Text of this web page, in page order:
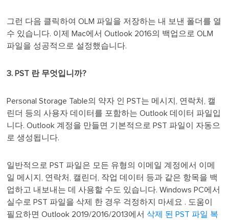
그런 다음 클릭하여 OLM 파일을 저장하는 내 보낸 폴더를 열
수 있습니다. 이제 Mac에서 Outlook 2016의 백업으로 OLM
파일을 성공적으로 설정했습니다.
3. PST 란 무엇입니까?
Personal Storage Table의 약자 인 PST는 메시지, 연락처, 캘
린더 등의 사용자 데이터를 포함하는 Outlook 데이터 파일입
니다. Outlook 계정을 만들면 기본적으로 PST 파일이 자동으
로 생성됩니다.
일반적으로 PST 파일은 모든 유형의 이메일 계정에서 이메
일 메시지, 연락처, 캘린더, 작업 데이터 등과 같은 항목을 백
업하고 내보내는 데 사용할 수도 있습니다. Windows PC에서
실수로 PST 파일을 삭제 한 경우 걱정하지 마세요 . 도움이
필요하면 Outlook 2019/2016/2013에서삭제 된 PST 파일 복